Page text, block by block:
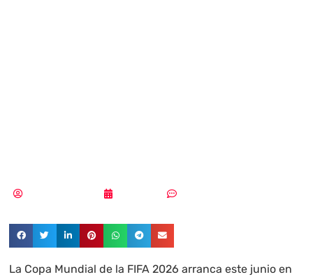
La Copa Mundial de la FIFA 2026 arranca este junio en